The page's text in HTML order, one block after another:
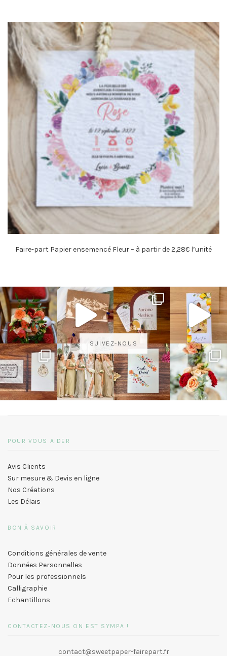
Faire-part Papier ensemencé Fleur – à partir de 2,28€ l’unité
SUIVEZ-NOUS
POUR VOUS AIDER
Avis Clients
Sur mesure & Devis en ligne
Nos Créations
Les Délais
BON À SAVOIR
Conditions générales de vente
Données Personnelles
Pour les professionnels
Calligraphie
Echantillons
CONTACTEZ-NOUS ON EST SYMPA !
contact@sweetpaper-fairepart.fr